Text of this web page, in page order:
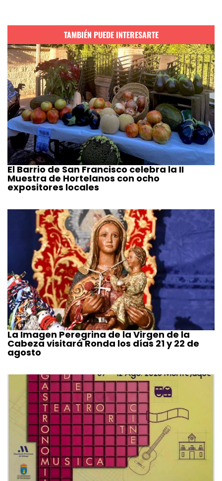
TAMBIÉN PUEDE INTERESARTE
El Barrio de San Francisco celebra la II
Muestra de Hortelanos con ocho
expositores locales
La Imagen Peregrina de la Virgen de la
Cabeza visitará Ronda los días 21 y 22 de
agosto